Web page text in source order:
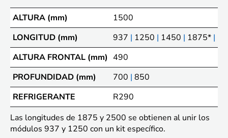
ALTURA (mm)
1500
LONGITUD (mm)
937 | 1250 | 1450 | 1875* |
ALTURA FRONTAL (mm) 490
PROFUNDIDAD (mm)
700 | 850
REFRIGERANTE
R290
Las longitudes de 1875 y 2500 se obtienen al unir los
módulos 937 y 1250 con un kit específico.